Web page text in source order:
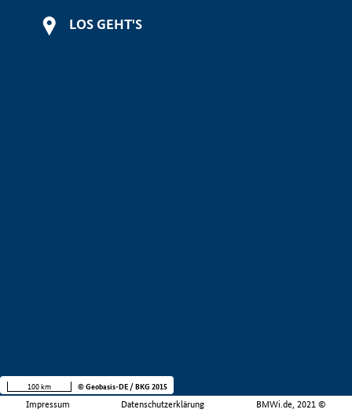
LOS GEHT'S
Impressum Datenschutzerklärung BMWi.de, 2021 ©
100 km © Geobasis-DE / BKG 2015